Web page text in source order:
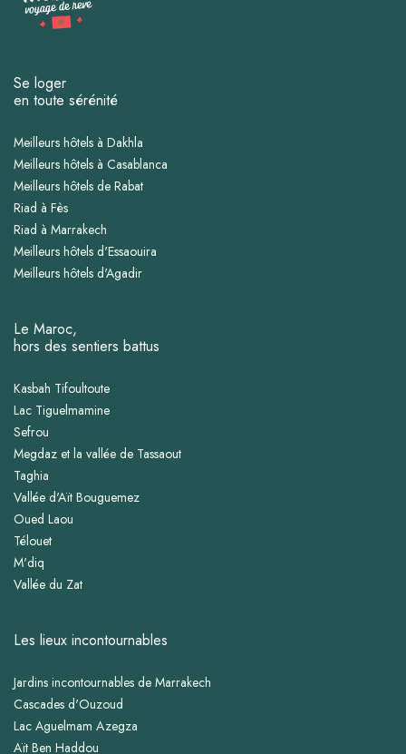
Se loger
en toute sérénité
Meilleurs hôtels à Dakhla
Meilleurs hôtels à Casablanca
Meilleurs hôtels de Rabat
Riad à Fès
Riad à Marrakech
Meilleurs hôtels d'Essaouira
Meilleurs hôtels d'Agadir
Le Maroc,
hors des sentiers battus
Kasbah Tifoultoute
Lac Tiguelmamine
Sefrou
Megdaz et la vallée de Tassaout
Taghia
Vallée d'Aït Bouguemez
Oued Laou
Télouet
M'diq
Vallée du Zat
Les lieux incontournables
Jardins incontournables de Marrakech
Cascades d'Ouzoud
Lac Aguelmam Azegza
Aït Ben Haddou